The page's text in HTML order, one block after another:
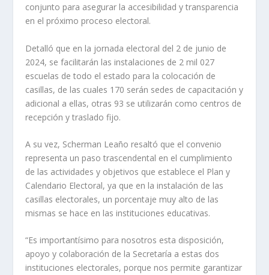
conjunto para asegurar la accesibilidad y transparencia
en el próximo proceso electoral.
Detalló que en la jornada electoral del 2 de junio de
2024, se facilitarán las instalaciones de 2 mil 027
escuelas de todo el estado para la colocación de
casillas, de las cuales 170 serán sedes de capacitación y
adicional a ellas, otras 93 se utilizarán como centros de
recepción y traslado fijo.
A su vez, Scherman Leaño resaltó que el convenio
representa un paso trascendental en el cumplimiento
de las actividades y objetivos que establece el Plan y
Calendario Electoral, ya que en la instalación de las
casillas electorales, un porcentaje muy alto de las
mismas se hace en las instituciones educativas.
“Es importantísimo para nosotros esta disposición,
apoyo y colaboración de la Secretaría a estas dos
instituciones electorales, porque nos permite garantizar